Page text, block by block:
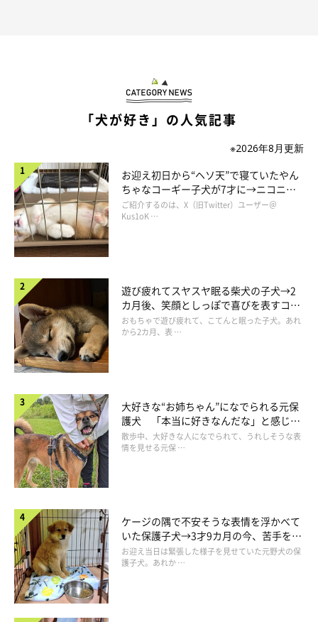
「犬が好き」の人気記事
※2026年8月更新
お迎え初日から“ヘソ天”で寝ていたやん
ちゃなコーギー子犬が7才に→ニコニ
コ“コーギースマイル”が魅力のコに成
長！
ご紹介するのは、X（旧Twitter）ユーザー＠
Kus1oK …
遊び疲れてスヤスヤ眠る柴犬の子犬→2
カ月後、笑顔としっぽで喜びを表すコに
成長！
おもちゃで遊び疲れて、こてんと眠った子犬。あれ
から2カ月、表 …
大好きな“お姉ちゃん”になでられる元保
護犬 「本当に好きなんだな」と感じる
表情にほっこり
散歩中、大好きな人になでられて、うれしそうな表
情を見せる元保 …
ケージの隅で不安そうな表情を浮かべて
いた保護子犬→3才9カ月の今、苦手を克
服し頼もしいコに成長！
お迎え当日は緊張した様子を見せていた元野犬の保
護子犬。あれか …